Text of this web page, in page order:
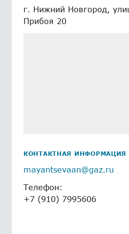
г. Нижний Новгород,
Прибоя 20
КОНТАКТНАЯ ИНФОРМАЦИЯ
mayantsevaan@gaz.ru
Телефон:
+7 (910) 7995606